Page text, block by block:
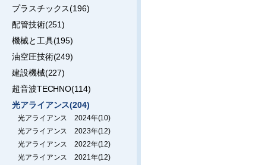
プラスチックス(196)
配管技術(251)
機械と工具(195)
油空圧技術(249)
建設機械(227)
超音波TECHNO(114)
光アライアンス(204)
光アライアンス 2024年(10)
光アライアンス 2023年(12)
光アライアンス 2022年(12)
光アライアンス 2021年(12)